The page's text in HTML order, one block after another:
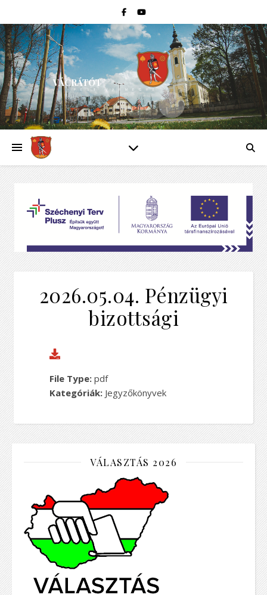
VÁCRÁTÓT
PEST VÁRMEGYE
2026.05.04. Pénzügyi
bizottsági
File Type: pdf
Kategóriák: Jegyzőkönyvek
VÁLASZTÁS 2026